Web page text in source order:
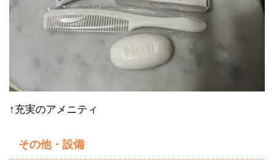
↑充実のアメニティ
その他・設備